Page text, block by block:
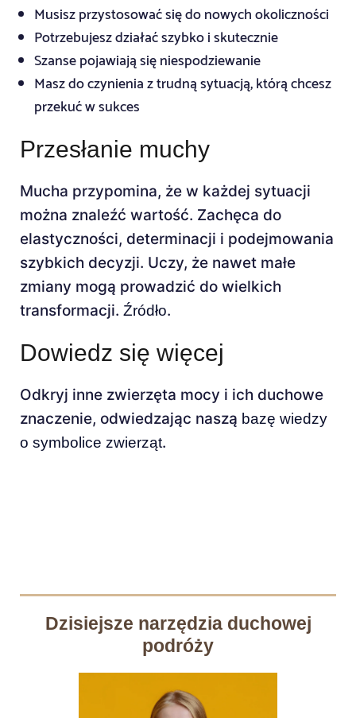
Musisz przystosować się do nowych okoliczności
Potrzebujesz działać szybko i skutecznie
Szanse pojawiają się niespodziewanie
Masz do czynienia z trudną sytuacją, którą chcesz
przekuć w sukces
Przesłanie muchy
Mucha przypomina, że w każdej sytuacji
można znaleźć wartość. Zachęca do
elastyczności, determinacji i podejmowania
szybkich decyzji. Uczy, że nawet małe
zmiany mogą prowadzić do wielkich
transformacji. Źródło.
Dowiedz się więcej
Odkryj inne zwierzęta mocy i ich duchowe
znaczenie, odwiedzając naszą bazę wiedzy
o symbolice zwierząt.
Dzisiejsze narzędzia duchowej
podróży